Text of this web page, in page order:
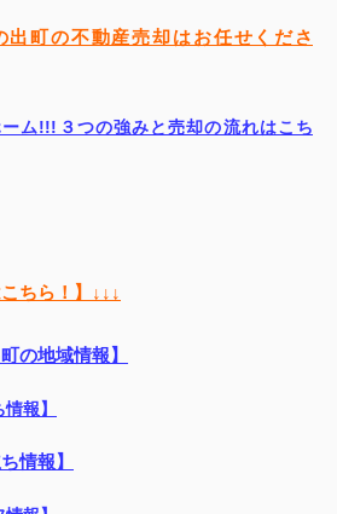
出町の不動産売却はお任せくださ
ーム!!!３つの強みと売却の流れはこち
ちら！】↓↓↓
の地域情報】
報】
情報】